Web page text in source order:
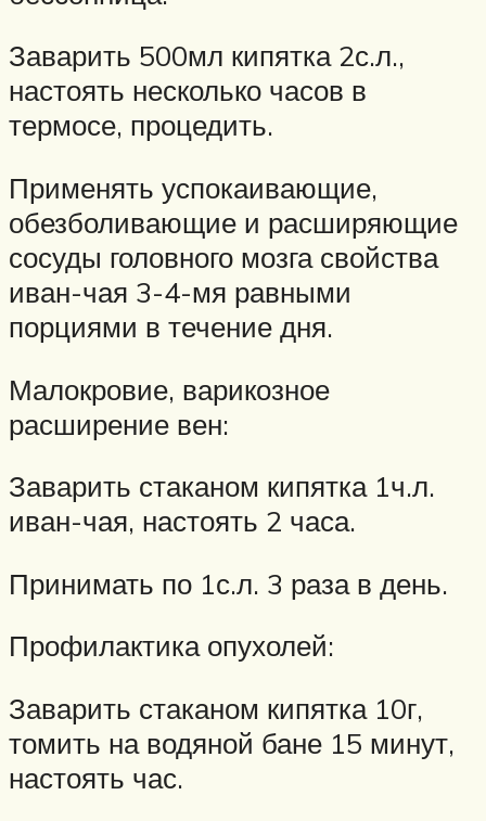
Заварить 500мл кипятка 2с.л.,
настоять несколько часов в
термосе, процедить.
Применять успокаивающие,
обезболивающие и расширяющие
сосуды головного мозга свойства
иван-чая 3-4-мя равными
порциями в течение дня.
Малокровие, варикозное
расширение вен:
Заварить стаканом кипятка 1ч.л.
иван-чая, настоять 2 часа.
Принимать по 1с.л. 3 раза в день.
Профилактика опухолей:
Заварить стаканом кипятка 10г,
томить на водяной бане 15 минут,
настоять час.